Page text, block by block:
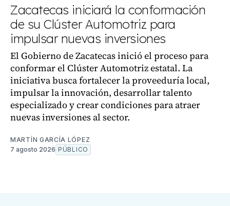
Zacatecas iniciará la conformación
de su Clúster Automotriz para
impulsar nuevas inversiones
El Gobierno de Zacatecas inició el proceso para
conformar el Clúster Automotriz estatal. La
iniciativa busca fortalecer la proveeduría local,
impulsar la innovación, desarrollar talento
especializado y crear condiciones para atraer
nuevas inversiones al sector.
MARTÍN GARCÍA LÓPEZ
7 agosto 2026 PÚBLICO